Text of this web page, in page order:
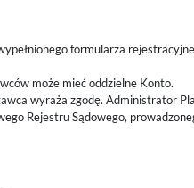
formularza
może mieć oddzielne Konto.
wyraża zgodę. Administrator
Rejestru Sądowego,